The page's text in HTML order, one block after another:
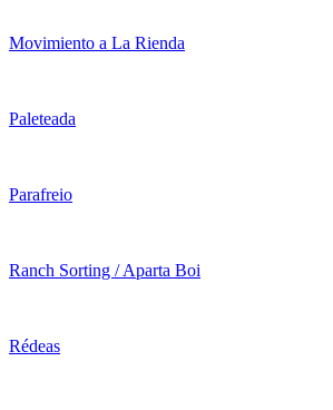
Movimiento a La Rienda
Paleteada
Parafreio
Ranch Sorting / Aparta Boi
Rédeas